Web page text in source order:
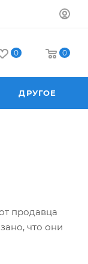
0 0
ДРУГОЕ
продавца
что они